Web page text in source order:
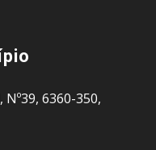
6360-350,